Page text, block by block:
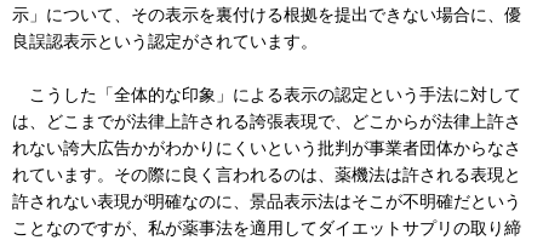
示」について、その表示を裏付ける根拠を提出できない場合に、優
良誤認表示という認定がされています。
こうした「全体的な印象」による表示の認定という手法に対して
は、どこまでが法律上許される誇張表現で、どこからが法律上許さ
れない誇大広告かがわかりにくいという批判が事業者団体からなさ
れています。その際に良く言われるのは、薬機法は許される表現と
許されない表現が明確なのに、景品表示法はそこが不明確だという
ことなのですが、私が薬事法を適用してダイエットサプリの取り締